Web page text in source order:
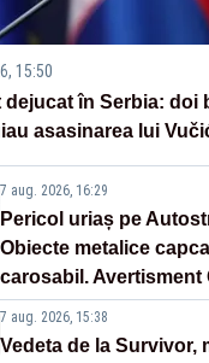
15:50
dejucat în Serbia: doi
asasinarea lui
7 aug. 2026, 16:29
Pericol uriaș pe
Obiecte metalice
carosabil. Avertisment
7 aug. 2026, 15:38
Vedeta de la Survivor,